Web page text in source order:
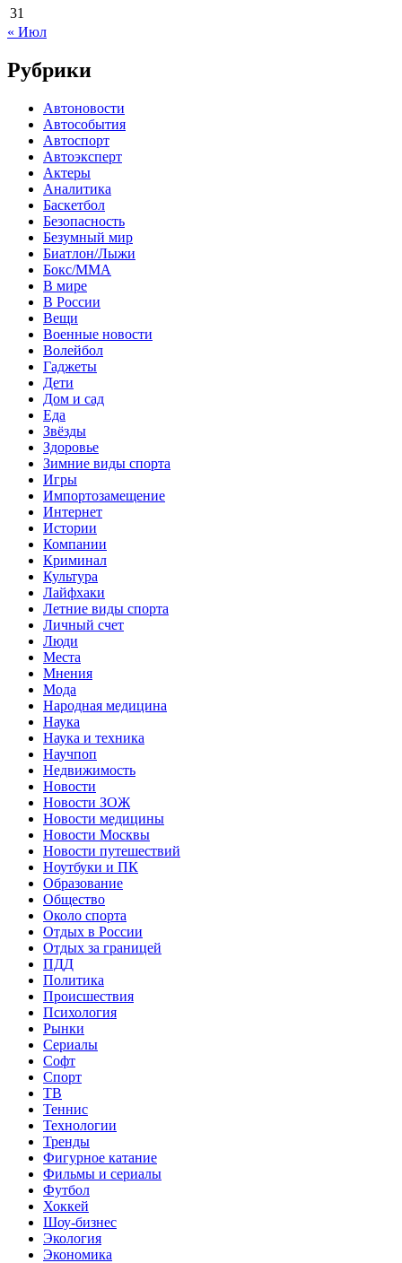
31
« Июл
Рубрики
Автоновости
Автособытия
Автоспорт
Автоэксперт
Актеры
Аналитика
Баскетбол
Безопасность
Безумный мир
Биатлон/Лыжи
Бокс/MMA
В мире
В России
Вещи
Военные новости
Волейбол
Гаджеты
Дети
Дом и сад
Еда
Звёзды
Здоровье
Зимние виды спорта
Игры
Импортозамещение
Интернет
Истории
Компании
Криминал
Культура
Лайфхаки
Летние виды спорта
Личный счет
Люди
Места
Мнения
Мода
Народная медицина
Наука
Наука и техника
Научпоп
Недвижимость
Новости
Новости ЗОЖ
Новости медицины
Новости Москвы
Новости путешествий
Ноутбуки и ПК
Образование
Общество
Около спорта
Отдых в России
Отдых за границей
ПДД
Политика
Происшествия
Психология
Рынки
Сериалы
Софт
Спорт
ТВ
Теннис
Технологии
Тренды
Фигурное катание
Фильмы и сериалы
Футбол
Хоккей
Шоу-бизнес
Экология
Экономика